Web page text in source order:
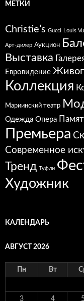
МЕТКИ
Christie’s Gucci Louis
Арт-дилер Аукцион
Выставка
Евровидение
Коллекция
Мариинский театр
Одежда Опера
Премьера
Современное
Тренд Туфли
Художник
КАЛЕНДАРЬ
АВГУСТ 2026
Пн Вт
3 4